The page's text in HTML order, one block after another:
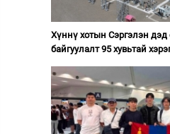
Хүннү хотын Сэргэлэн дэд
байгуулалт 95 хувьтай